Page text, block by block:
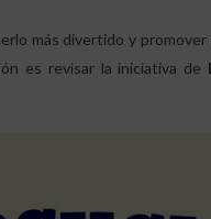
más divertido y
es revisar la iniciativa de